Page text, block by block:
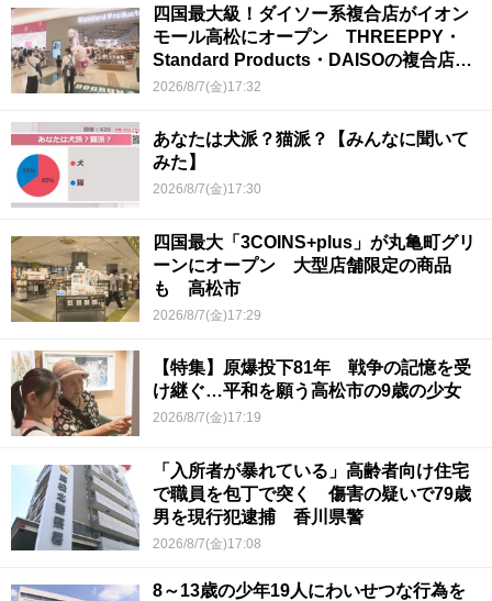
四国最大級！ダイソー系複合店がイオン
モール高松にオープン THREEPPY・
Standard Products・DAISOの複合店は
香川県初
2026/8/7(金)17:32
あなたは犬派？猫派？【みんなに聞いて
みた】
2026/8/7(金)17:30
四国最大「3COINS+plus」が丸亀町グリ
ーンにオープン 大型店舗限定の商品
も 高松市
2026/8/7(金)17:29
【特集】原爆投下81年 戦争の記憶を受
け継ぐ…平和を願う高松市の9歳の少女
2026/8/7(金)17:19
「入所者が暴れている」高齢者向け住宅
で職員を包丁で突く 傷害の疑いで79歳
男を現行犯逮捕 香川県警
2026/8/7(金)17:08
8～13歳の少年19人にわいせつな行為を